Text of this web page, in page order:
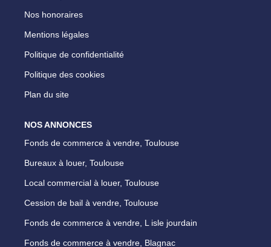
Nos honoraires
Mentions légales
Politique de confidentialité
Politique des cookies
Plan du site
NOS ANNONCES
Fonds de commerce à vendre, Toulouse
Bureaux à louer, Toulouse
Local commercial à louer, Toulouse
Cession de bail à vendre, Toulouse
Fonds de commerce à vendre, L isle jourdain
Fonds de commerce à vendre, Blagnac